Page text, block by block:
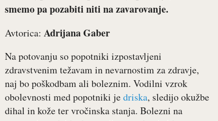
smemo pa pozabiti niti na zavarovanje.
Avtorica: Adrijana Gaber
Na potovanju so popotniki izpostavljeni
zdravstvenim težavam in nevarnostim za zdravje,
naj bo poškodbam ali boleznim. Vodilni vzrok
obolevnosti med popotniki jedriska, sledijo okužbe
dihal in kože ter vročinska stanja. Bolezni na